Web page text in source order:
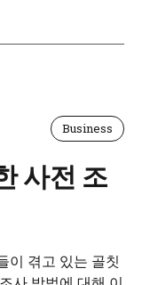
Business
사전 조
이 겪고 있는 골칫